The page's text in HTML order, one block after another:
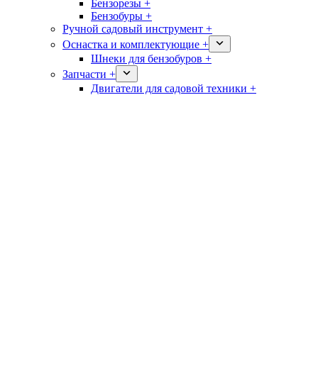
Бензорезы +
Бензобуры +
Ручной садовый инструмент +
Оснастка и комплектующие +
Шнеки для бензобуров +
Запчасти +
Двигатели для садовой техники +